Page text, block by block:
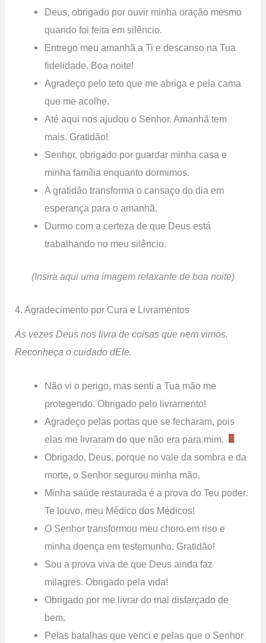
Deus, obrigado por ouvir minha oração mesmo
quando foi feita em silêncio.
Entrego meu amanhã a Ti e descanso na Tua
fidelidade. Boa noite!
Agradeço pelo teto que me abriga e pela cama
que me acolhe.
Até aqui nos ajudou o Senhor. Amanhã tem
mais. Gratidão!
Senhor, obrigado por guardar minha casa e
minha família enquanto dormimos.
A gratidão transforma o cansaço do dia em
esperança para o amanhã.
Durmo com a certeza de que Deus está
trabalhando no meu silêncio.
(Insira aqui uma imagem relaxante de boa noite)
4. Agradecimento por Cura e Livramentos
Às vezes Deus nos livra de coisas que nem vimos.
Reconheça o cuidado dEle.
Não vi o perigo, mas senti a Tua mão me
protegendo. Obrigado pelo livramento!
Agradeço pelas portas que se fecharam, pois
elas me livraram do que não era para mim.
Obrigado, Deus, porque no vale da sombra e da
morte, o Senhor segurou minha mão.
Minha saúde restaurada é a prova do Teu poder.
Te louvo, meu Médico dos Médicos!
O Senhor transformou meu choro em riso e
minha doença em testemunho. Gratidão!
Sou a prova viva de que Deus ainda faz
milagres. Obrigado pela vida!
Obrigado por me livrar do mal disfarçado de
bem.
Pelas batalhas que venci e pelas que o Senhor